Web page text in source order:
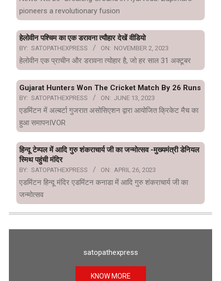
pioneers a revolutionary fusion
हेलोवीन पश्चिम का एक डरावना त्यौहार देखें वीडियो
BY: SATOPATHEXPRESS ON: NOVEMBER 2, 2023
हेलोवीन एक प्राचीन और डरावना त्योहार है, जो हर साल 31 अक्टूबर
Gujarat Hunters Won The Cricket Match By 26 Runs
BY: SATOPATHEXPRESS ON: JUNE 13, 2023
एडमिंटन में अल्बर्टा गुजरात असोसिएशन द्वारा आयोजित क्रिकेट मैच का
हुआ समापनIVOR
हिन्दू टेम्पल में आदि गुरु शंकराचार्य जी का जन्मोत्सव -मुख्यमंत्री डेनियल
स्मिथ पहुंची मंदिर
BY: SATOPATHEXPRESS ON: APRIL 26, 2023
एडमिंटन हिन्दू मंदिर एडमिंटन कनाडा में आदि गुरु शंकराचार्य जी का
जन्मोत्सव
satopathexpress
KNOW MORE